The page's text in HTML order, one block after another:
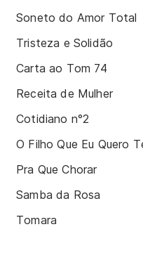
Soneto do Amor Total
Tristeza e Solidão
Carta ao Tom 74
Receita de Mulher
Cotidiano n°2
O Filho Que Eu Quero
Pra Que Chorar
Samba da Rosa
Tomara